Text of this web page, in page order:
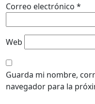
Correo electrónico *
Web
Guarda mi nombre,
navegador para la